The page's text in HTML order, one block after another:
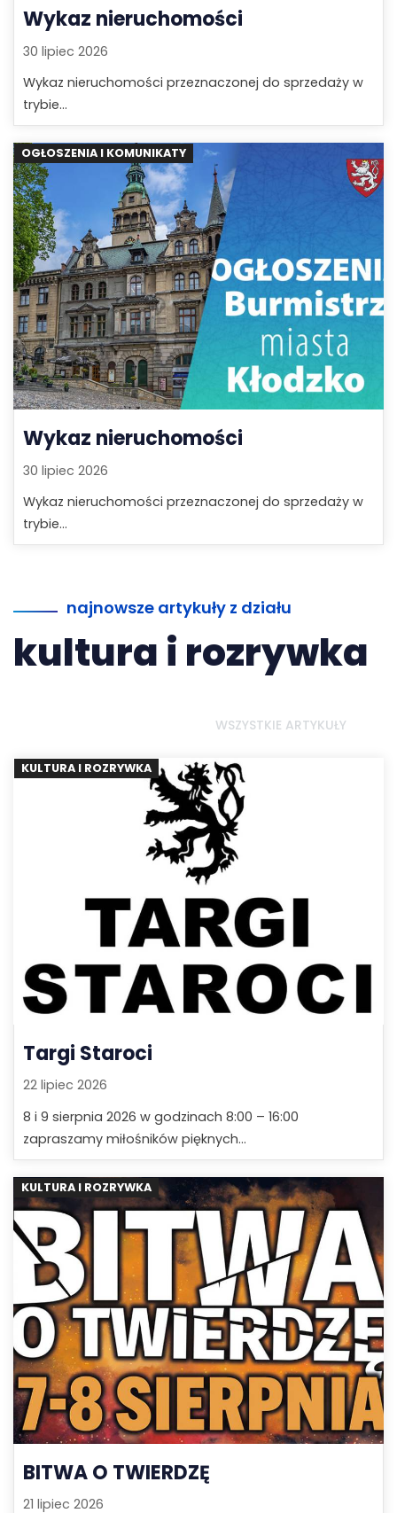
Wykaz nieruchomości
30 lipiec 2026
Wykaz nieruchomości przeznaczonej do sprzedaży w
trybie...
OGŁOSZENIA I KOMUNIKATY
Wykaz nieruchomości
30 lipiec 2026
Wykaz nieruchomości przeznaczonej do sprzedaży w
trybie...
najnowsze artykuły z działu
kultura i rozrywka
WSZYSTKIE ARTYKUŁY
KULTURA I ROZRYWKA
Targi Staroci
22 lipiec 2026
8 i 9 sierpnia 2026 w godzinach 8:00 – 16:00
zapraszamy miłośników pięknych...
KULTURA I ROZRYWKA
BITWA O TWIERDZĘ
21 lipiec 2026